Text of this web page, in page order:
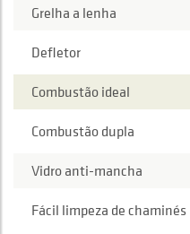
Grelha a lenha
Defletor
Combustão ideal
Combustão dupla
Vidro anti-mancha
Fácil limpeza de chaminés